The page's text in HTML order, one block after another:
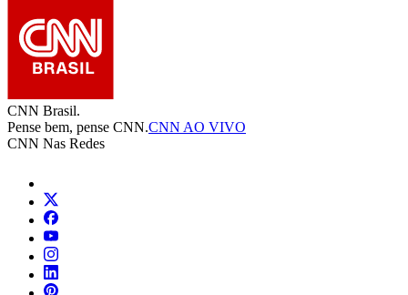
CNN Brasil.
Pense bem, pense CNN.CNN AO VIVO
CNN Nas Redes